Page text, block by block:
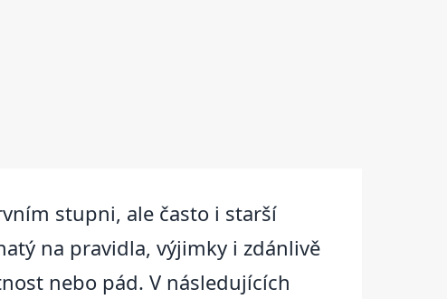
stupni, ale často i starší
na pravidla, výjimky i zdánlivě
nebo pád. V následujících